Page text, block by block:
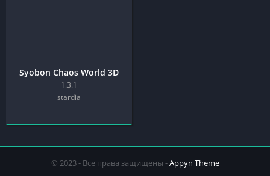
Syobon Chaos World 3D
1.3.1
stardia
© 2023 - Все права защищены -Appyn Theme